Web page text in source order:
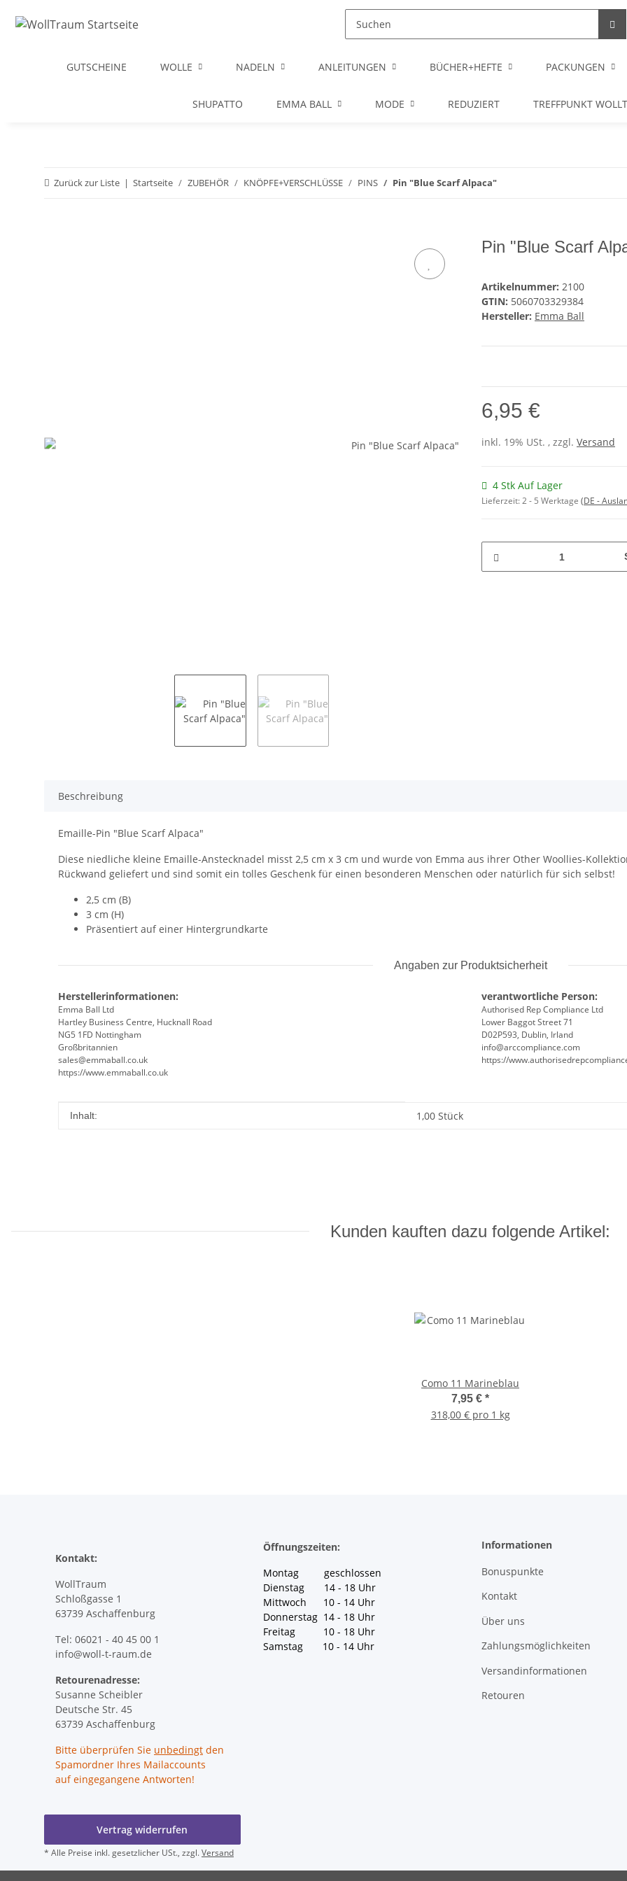
GUTSCHEINE WOLLE NADELN ANLEITUNGEN BÜCHER+HEFTE PACKUNGEN
SHUPATTO EMMA BALL MODE REDUZIERT TREFFPUNKT
Zurück zur Liste Startseite ZUBEHÖR KNÖPFE+VERSCHLÜSSE PINS Pin "Blue Scarf Alpaca"
Pin "Blue Scarf
Artikelnummer: 2100
GTIN: 5060703329384
Hersteller: Emma Ball
6,95 €
inkl. 19% USt. , zzgl. Versand
4 Stk Auf Lager
Lieferzeit:2 - 5 Werktage (DE -
Beschreibung
Emaille-Pin "Blue Scarf Alpaca"
Diese niedliche kleine Emaille-Anstecknadel misst 2,5 cm x 3 cm und wurde von Emma aus ihrer Other Woollies-
Rückwand geliefert und sind somit ein tolles Geschenk für einen besonderen Menschen oder natürlich für sich selbst!
2,5 cm (B)
3 cm (H)
Präsentiert auf einer Hintergrundkarte
Angaben zur Produktsicherheit
Herstellerinformationen:
Emma Ball Ltd
Hartley Business Centre, Hucknall Road
NG5 1FD Nottingham
Großbritannien
sales@emmaball.co.uk
https://www.emmaball.co.uk
verantwortliche Person:
Authorised Rep Compliance Ltd
Lower Baggot Street 71
D02P593, Dublin, Irland
info@arccompliance.com
https://
Produkteigenschaft
Wert
Inhalt: 1,00 Stück
Kunden kauften dazu folgende Artikel:
Como 11 Marineblau
7,95 € *
318,00 € pro 1 kg
Kontakt:
WollTraum
Schloßgasse 1
63739 Aschaffenburg
Tel: 06021 - 40 45 00 1
info@woll-t-raum.de
Retourenadresse:
Susanne Scheibler
Deutsche Str. 45
63739 Aschaffenburg
Bitte überprüfen Sie unbedingt den
Spamordner Ihres Mailaccounts
auf eingegangene Antworten!
Öffnungszeiten:
Montag geschlossen
Dienstag 14 - 18 Uhr
Mittwoch 10 - 14 Uhr
Donnerstag 14 - 18 Uhr
Freitag 10 - 18 Uhr
Samstag 10 - 14 Uhr
Informationen
Bonuspunkte
Kontakt
Über uns
Zahlungsmöglichkeiten
Versandinformationen
Retouren
Vertrag widerrufen
* Alle Preise inkl. gesetzlicher USt., zzgl.Versand